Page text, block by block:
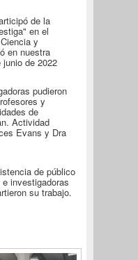
de la
en el
y
en nuestra
de 2022
pudieron
y
de
Actividad
Evans y Dra
de público
investigadoras
su trabajo.